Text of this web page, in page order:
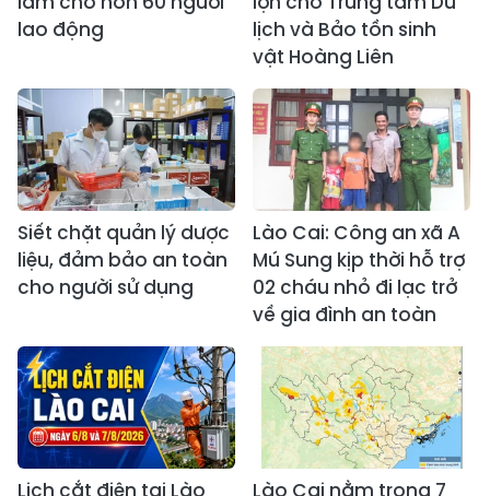
lao động
lịch và Bảo tồn sinh
vật Hoàng Liên
Siết chặt quản lý dược
liệu, đảm bảo an toàn
cho người sử dụng
Lào Cai: Công an xã A
Mú Sung kịp thời hỗ trợ
02 cháu nhỏ đi lạc trở
về gia đình an toàn
Lịch cắt điện tại Lào
Lào Cai nằm trong 7